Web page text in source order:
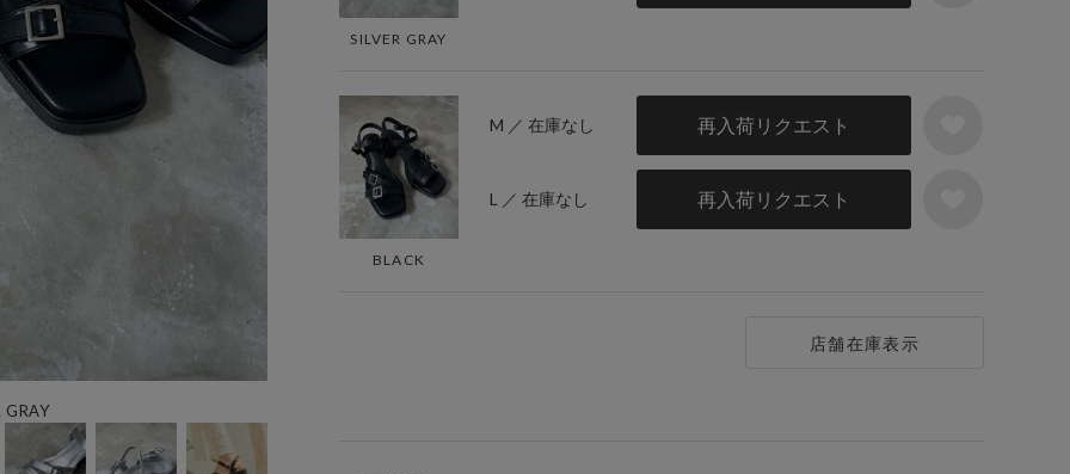
GRAY
SILVER GRAY
BLACK
M ／ 在庫なし 再入荷リクエスト
L ／ 在庫なし 再入荷リクエスト
店舗在庫表示